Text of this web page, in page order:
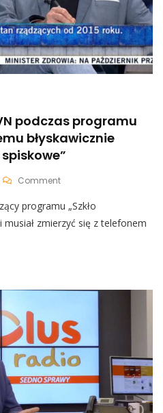
podczas programu
błyskawicznie
CommentOn
Zadzwonił
Do
TVN
Zrzedła
Mina.
„Teorie
Spiskowe”
programu „Szkło
zmierzyć się z telefonem